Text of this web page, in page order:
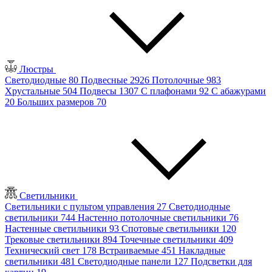
Люстры
Светодиодные 80 Подвесные 2926 Потолочные 983
Хрустальные 504 Подвесы 1307 С плафонами 92 С абажурами
20 Больших размеров 70
Светильники
Светильники с пультом управления 27 Светодиодные
светильники 744 Настенно потолочные светильники 76
Настенные светильники 93 Спотовые светильники 120
Трековые светильники 894 Точечные светильники 409
Технический свет 178 Встраиваемые 451 Накладные
светильники 481 Светодиодные панели 127 Подсветки для